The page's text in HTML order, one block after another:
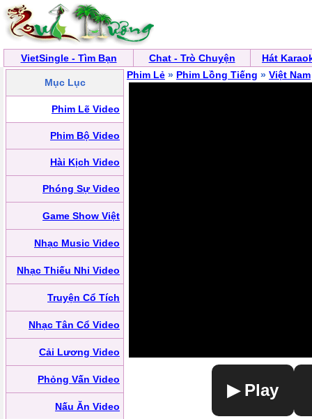
VietSingle - Tìm Bạn Chat - Trò Chuyện Hát
Mục Lục
Phim Lẽ Video
Phim Bộ Video
Hài Kịch Video
Phóng Sự Video
Game Show Việt
Nhạc Music Video
Nhạc Thiếu Nhi Video
Truyện Cổ Tích
Nhạc Tân Cổ Video
Cải Lương Video
Phỏng Vấn Video
Nấu Ăn Video
Phim Lẻ » Phim Lồng Tiếng » Việt Nam
▶ Play